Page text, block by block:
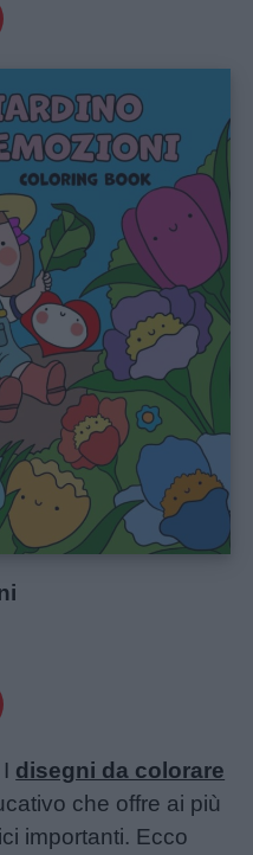
disegni da colorare
che offre ai più
importanti. Ecco